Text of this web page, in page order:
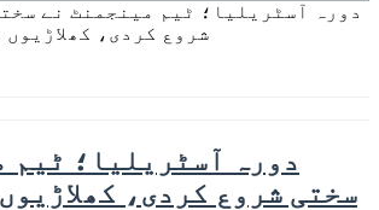
دورہ آسٹریلیا؛ ٹیم مینجمنٹ نے
شروع کردی،
دورہ آسٹریلیا؛ ٹیم
سختی شروع کردی،